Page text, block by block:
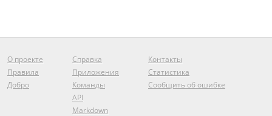
О проекте
Правила
Добро
Справка
Приложения
Команды
API
Markdown
Контакты
Статистика
Сообщить об ошибке